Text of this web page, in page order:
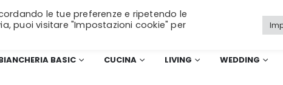
per ordini superiori a 99€!
BASIC CUCINA LIVING WEDDING
le tue preferenze e ripetendo le
puoi visitare "Impostazioni cookie" per